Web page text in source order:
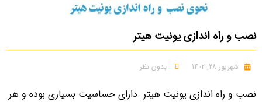
نصب و راه اندازی یونیت هیتر
شهریور 28, 1402 بدون نظر
نصب و راه اندازی یونیت هیتر دارای حساسیت بسیاری بوده و هر